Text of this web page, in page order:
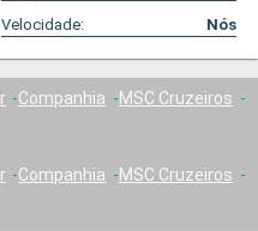
Velocidade: Nós
Companhia
MSC Cruzeiros
Companhia
MSC Cruzeiros